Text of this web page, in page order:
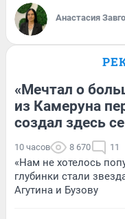
Анастасия
«Мечтал о
из Камеруна
создал здесь
10 часов 8 670 11
«Нам не хотелось
глубинки стали
Агутина и Бузову